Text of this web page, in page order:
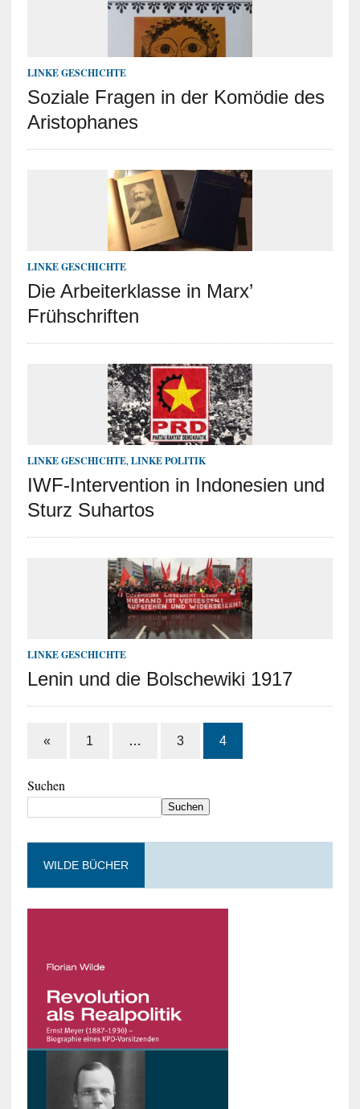
LINKE GESCHICHTE
Soziale Fragen in der Komödie des
Aristophanes
LINKE GESCHICHTE
Die Arbeiterklasse in Marx’
Frühschriften
LINKE GESCHICHTE, LINKE POLITIK
IWF-Intervention in Indonesien und
Sturz Suhartos
LINKE GESCHICHTE
Lenin und die Bolschewiki 1917
« 1 … 3 4
Suchen
Suchen
WILDE BÜCHER